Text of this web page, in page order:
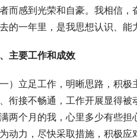
而感到光荣和自豪。我相信
的一年里，是我思想认识、能
主要工作和成效
一）立足工作，明晰思路，积
衔接不畅通，工作开展显得
两个月的我，心里多少有些
动力，尽快采取措施，积极